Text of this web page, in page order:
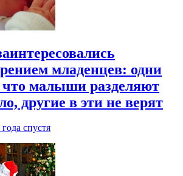
младенцев: одни
что малыши разделяют
другие в эти не верят
года спустя